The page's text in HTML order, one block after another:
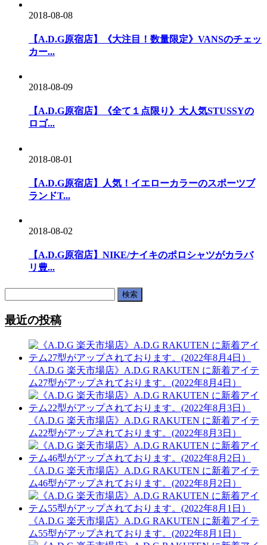
2018-08-08
【A.D.G原宿店】《大注目！数量限定》VANSのチェッ
カー...
2018-08-09
【A.D.G原宿店】《全て１点限り》大人気STUSSYの
ロゴ...
2018-08-01
【A.D.G原宿店】人気！イエローカラーのスポーツブ
ランドT...
2018-08-02
【A.D.G原宿店】NIKE/ナイキのポロシャツがカラバ
リ豊...
最近の投稿
《A.D.G 楽天市場店》A.D.G RAKUTEN に新着アイテ
ム27型がアップされております。(2022年8月4日）
《A.D.G 楽天市場店》A.D.G RAKUTEN に新着アイテ
ム22型がアップされております。(2022年8月3日）
《A.D.G 楽天市場店》A.D.G RAKUTEN に新着アイテ
ム46型がアップされております。(2022年8月2日）
《A.D.G 楽天市場店》A.D.G RAKUTEN に新着アイテ
ム55型がアップされております。(2022年8月1日）